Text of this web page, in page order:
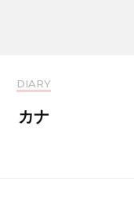
DIARY
カナ